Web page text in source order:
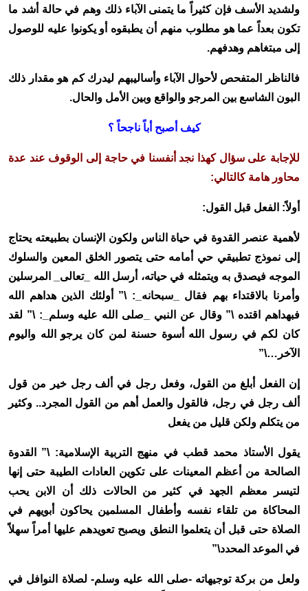
ولشديد الأسف فإن كثيراً ما يتمنى الآباء ذلك وهم في حالة أشد ما
تكون بعداً عما هو مطلوب منهم أن يطبقوه أو يكونوا عليه للوصول
إلى مبتغاهم وهدفهم.
فالناظر المتفحص لأحوال الآباء وأساليبهم ليدرك كم هو مقدار ذلك
البون الشاسع بين المرجو والواقع وبين الأمل والحال.
كيف أصبح أباً ناجحاً ؟
للإجابة على سؤال كهذا نجد أنفسنا في حاجة إلى الوقوف عند عدة
محاور هامة كالتالي:
أولاً: الفعل قبل القول:
لأهمية عنصر القدوة في حياة الناس ولكون الإنسان بطبيعته يحتاج
إلى نموذج تطبيقي حي أمامه حتى يتصور الخلق المعين والسلوك
الموجه فيصدق به ويتمثله في حياته، أرسل الله _تعالى_ المرسلين
وأمرنا بالاقتداء بهم فقال _سبحانه_: \” أولئك الذين هداهم الله
فبهداهم اقتده \” وقال عن النبي _صلى الله عليه وسلم_: \” لقد
كان لكم في رسول الله أسوة حسنة لمن كان يرجو الله واليوم
الآخر…\”
إن الفعل أبلغ من القول، وفعل رجل في ألف رجل خير من قول
ألف رجل في رجل، فالقول والعمل أهم من القول المجرد.. وكثير
من يتكلم ولكن قليل من يفعل
يقول الأستاذ محمد قطب في منهج التربية الإسلامية: \” القدوة
الصالحة من أعظم المعينات على تكوين العادات الطيبة حتى إنها
لتيسر معظم الجهد في كثير من الحالات ذلك أن الابن يحب
المحاكاة من تلقاء نفسه وأطفال المسلمين يحاكون أبويهم في
الصلاة حتى قبل أن يتعلموا النطق ويصبح تعويدهم عليها أمراً سهلاً
في الموعد المحدد\”
ولعل من بركة توجيهاته -صلى الله عليه وسلم- لصلاة النوافل في